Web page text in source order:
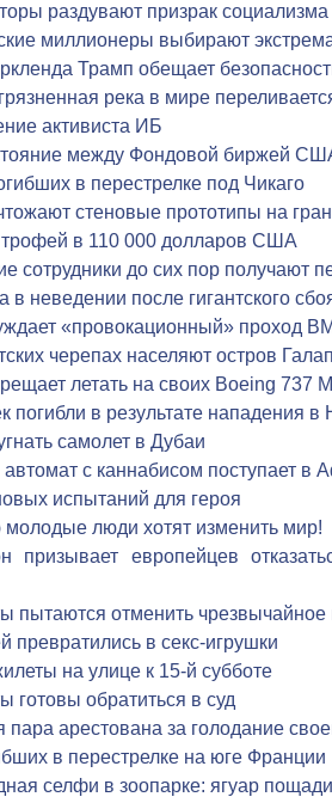
раздувают призрак социализма
миллионеры выбирают
Трамп обещает
река в мире
активиста ИБ
между Фондовой биржей
в перестрелке под Чикаго
стеновые прототипы на
в 110 000 долларов США
сотрудники до сих пор получают
в неведении после гигантского
«провокационный» проход
черепах населяют остров
летать на своих Boeing 737
погибли в результате нападения в
самолет в Дубаи
с каннабисом поступает в
испытаний для героя
молодые люди хотят изменить мир!
призывает европейцев
пытаются отменить
превратились в секс-игрушки
на улице к 15-й субботе
готовы обратиться в суд
пара арестована за голодание
в перестрелке на юге Франции
селфи в зоопарке: ягуар